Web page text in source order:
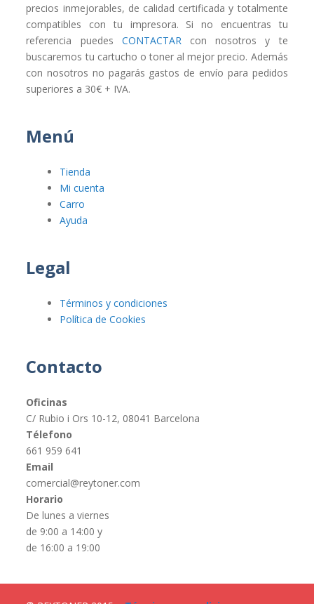
precios inmejorables, de calidad certificada y totalmente
compatibles con tu impresora. Si no encuentras tu
referencia puedes CONTACTAR con nosotros y te
buscaremos tu cartucho o toner al mejor precio. Además
con nosotros no pagarás gastos de envío para pedidos
superiores a 30€ + IVA.
Menú
Tienda
Mi cuenta
Carro
Ayuda
Legal
Términos y condiciones
Política de Cookies
Contacto
Oficinas
C/ Rubio i Ors 10-12, 08041 Barcelona
Télefono
661 959 641
Email
comercial@reytoner.com
Horario
De lunes a viernes
de 9:00 a 14:00 y
de 16:00 a 19:00